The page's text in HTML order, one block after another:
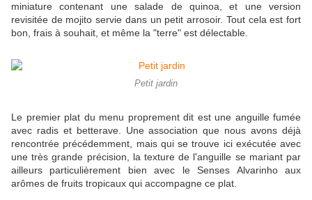
miniature contenant une salade de quinoa, et une version
revisitée de mojito servie dans un petit arrosoir. Tout cela est fort
bon, frais à souhait, et même la "terre" est délectable.
Petit jardin
Le premier plat du menu proprement dit est une anguille fumée
avec radis et betterave. Une association que nous avons déjà
rencontrée précédemment, mais qui se trouve ici exécutée avec
une très grande précision, la texture de l'anguille se mariant par
ailleurs particulièrement bien avec le Senses Alvarinho aux
arômes de fruits tropicaux qui accompagne ce plat.